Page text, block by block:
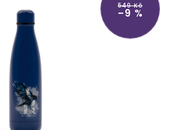
549 Kč
–9 %